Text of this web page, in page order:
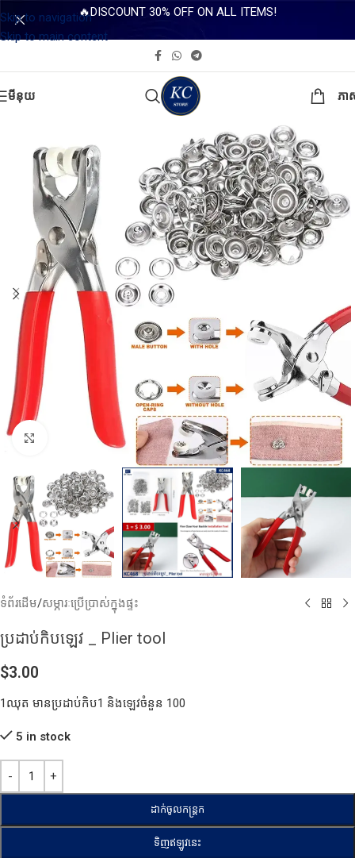
Skip to navigation
Skip to main content
🔥DISCOUNT 30% OFF ON ALL ITEMS!
មីនុយ ភា
Click to enlarge
ទំព័រដើម/សម្ភារៈប្រើប្រាស់ក្នុងផ្ទះ
ប្រដាប់កិបឡេវ _ Plier tool
$3.00
1ឈុត មានប្រដាប់កិប1 និងឡេវចំនួន 100
5 in stock
ដាក់ចូលកន្ត្រក
ទិញឥឡូវនេះ